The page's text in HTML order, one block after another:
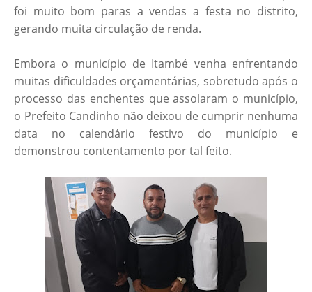
foi muito bom paras a vendas a festa no distrito,
gerando muita circulação de renda.
Embora o município de Itambé venha enfrentando
muitas dificuldades orçamentárias, sobretudo após o
processo das enchentes que assolaram o município,
o Prefeito Candinho não deixou de cumprir nenhuma
data no calendário festivo do município e
demonstrou contentamento por tal feito.